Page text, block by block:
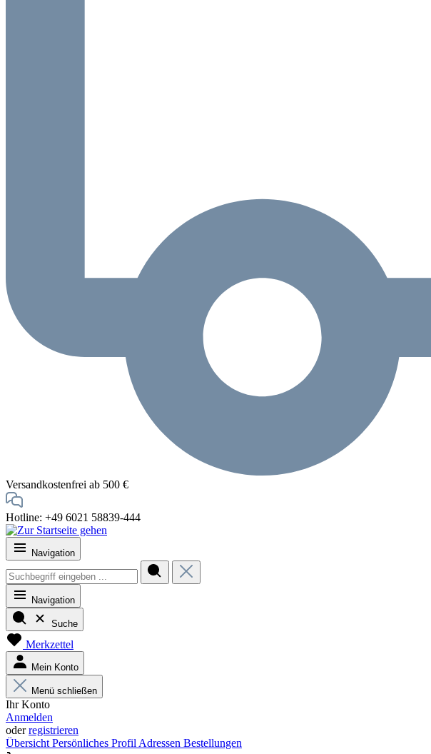
Versandkostenfrei ab 500 €
Hotline: +49 6021 58839-444
Navigation
Navigation
Suche
Merkzettel
Mein Konto
Menü schließen
Ihr Konto
Anmelden
oderregistrieren
Übersicht Persönliches Profil Adressen Bestellungen